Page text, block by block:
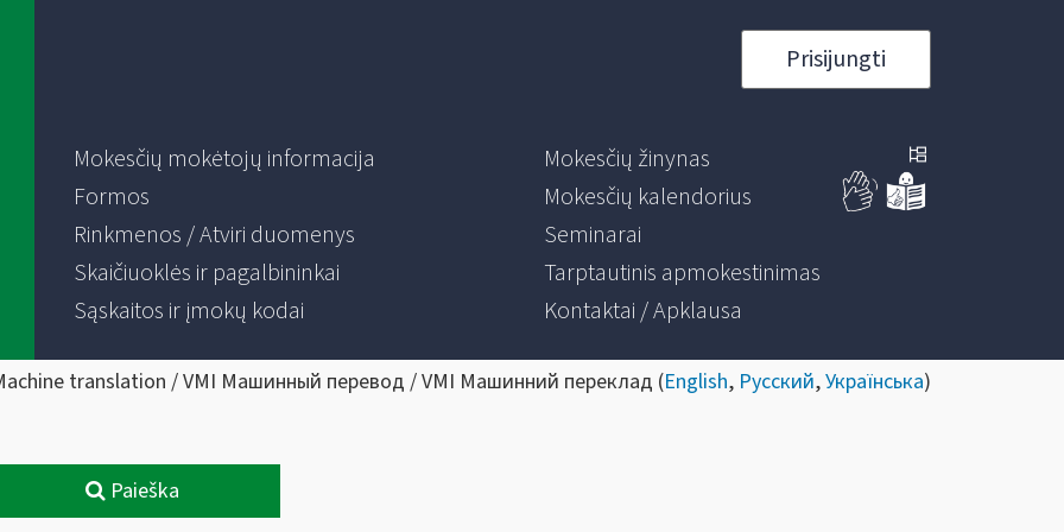
Prisijungti
Mokesčių mokėtojų informacija
Formos
Rinkmenos / Atviri duomenys
Skaičiuoklės ir pagalbininkai
Sąskaitos ir įmokų kodai
Mokesčių žinynas
Mokesčių kalendorius
Seminarai
Tarptautinis apmokestinimas
Kontaktai / Apklausa
translation / VMI Машинный перевод / VMI Машинний переклад (English, Русский,Українська)
Paieška